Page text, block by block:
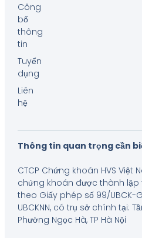
Công
bố
thông
tin
Tuyển
dụng
Liên
hệ
Thông tin quan trọng cần
CTCP Chứng khoán HVS Việt
chứng khoán được thành
theo Giấy phép số 99/UBCK-
UBCKNN, có trụ sở chính tại:
Phường Ngọc Hà, TP Hà Nội